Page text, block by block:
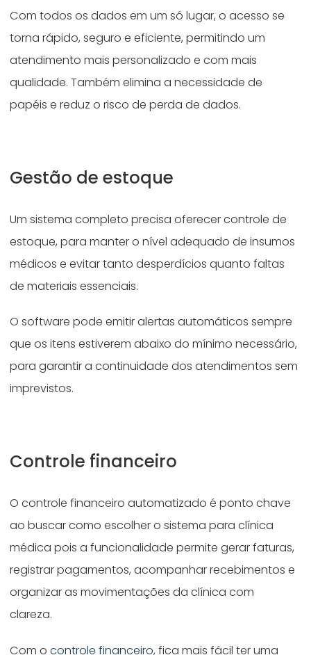
Com todos os dados em um só lugar, o acesso se
torna rápido, seguro e eficiente, permitindo um
atendimento mais personalizado e com mais
qualidade. Também elimina a necessidade de
papéis e reduz o risco de perda de dados.
Gestão de estoque
Um sistema completo precisa oferecer controle de
estoque, para manter o nível adequado de insumos
médicos e evitar tanto desperdícios quanto faltas
de materiais essenciais.
O software pode emitir alertas automáticos sempre
que os itens estiverem abaixo do mínimo necessário,
para garantir a continuidade dos atendimentos sem
imprevistos.
Controle financeiro
O controle financeiro automatizado é ponto chave
ao buscar como escolher o sistema para clínica
médica pois a funcionalidade permite gerar faturas,
registrar pagamentos, acompanhar recebimentos e
organizar as movimentações da clínica com
clareza.
Com ocontrole financeiro, fica mais fácil ter uma